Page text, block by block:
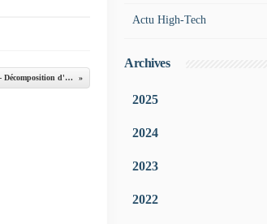
Script Python #29 : TP #3.2 - Séquence #4 - Décomposition d'un entier en un produit de facteurs premiers
Actu High-Tech
Archives
2025
2024
2023
2022